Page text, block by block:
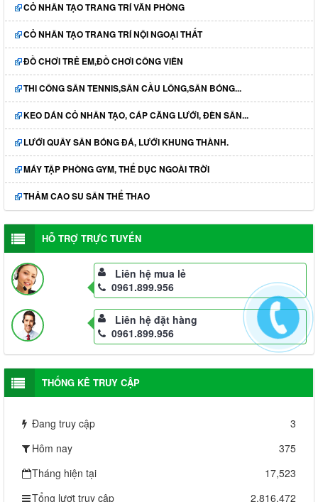
CỎ NHÂN TẠO TRANG TRÍ VĂN PHÒNG
CỎ NHÂN TẠO TRANG TRÍ NỘI NGOẠI THẤT
ĐỒ CHƠI TRẺ EM,ĐỒ CHƠI CÔNG VIÊN
THI CÔNG SÂN TENNIS,SÂN CẦU LÔNG,SÂN BÓNG...
KEO DÁN CỎ NHÂN TẠO, CÁP CĂNG LƯỚI, ĐÈN SÂN...
LƯỚI QUÂY SÂN BÓNG ĐÁ, LƯỚI KHUNG THÀNH.
MÁY TẬP PHÒNG GYM, THỂ DỤC NGOÀI TRỜI
THẢM CAO SU SÂN THỂ THAO
HỖ TRỢ TRỰC TUYẾN
Liên hệ mua lẻ
0961.899.956
Liên hệ đặt hàng
0961.899.956
THỐNG KÊ TRUY CẬP
Đang truy cập
3
Hôm nay
375
Tháng hiện tại
17,523
Tổng lượt truy cập
2,816,472